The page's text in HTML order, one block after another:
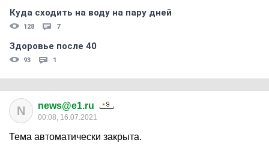
Куда сходить на воду на пару дней
128 7
Здоровье после 40
93 1
N news@e1.ru
00:08, 16.07.2021
Тема автоматически закрыта.